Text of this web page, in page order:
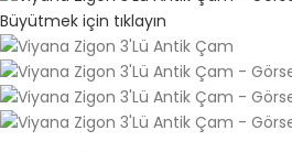
Büyütmek için tıklayın